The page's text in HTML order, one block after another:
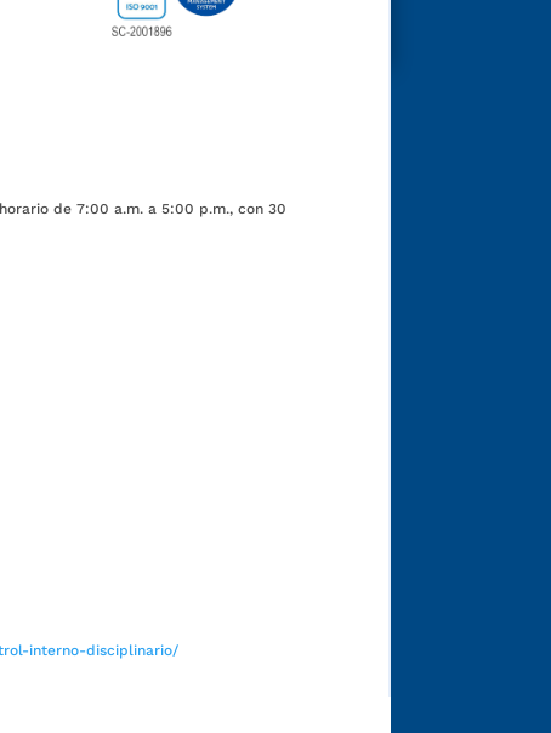
de 7:00 a.m. a 5:00 p.m., con 30
interno-disciplinario/